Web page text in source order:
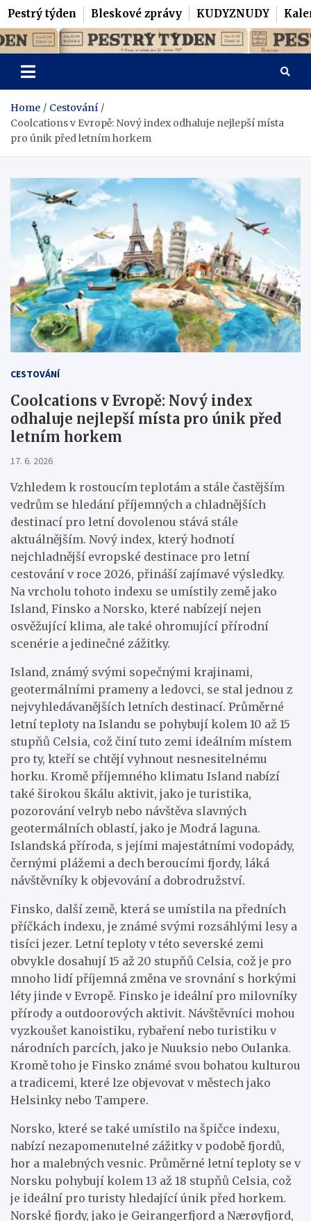
Pestrý týden Bleskové zprávy KUDYZNUDY
Skip
to
content
Pestrý Týden
Home
Cestování
Coolcations v Evropě: Nový index odhaluje nejlepší místa
pro únik před letním horkem
CESTOVÁNÍ
Coolcations v Evropě: Nový index
odhaluje nejlepší místa pro únik před
letním horkem
17. 6. 2026
Vzhledem k rostoucím teplotám a stále častějším
vedrům se hledání příjemných a chladnějších
destinací pro letní dovolenou stává stále
aktuálnějším. Nový index, který hodnotí
nejchladnější evropské destinace pro letní
cestování v roce 2026, přináší zajímavé výsledky.
Na vrcholu tohoto indexu se umístily země jako
Island, Finsko a Norsko, které nabízejí nejen
osvěžující klima, ale také ohromující přírodní
scenérie a jedinečné zážitky.
Island, známý svými sopečnými krajinami,
geotermálními prameny a ledovci, se stal jednou z
nejvyhledávanějších letních destinací. Průměrné
letní teploty na Islandu se pohybují kolem 10 až 15
stupňů Celsia, což činí tuto zemi ideálním místem
pro ty, kteří se chtějí vyhnout nesnesitelnému
horku. Kromě příjemného klimatu Island nabízí
také širokou škálu aktivit, jako je turistika,
pozorování velryb nebo návštěva slavných
geotermálních oblastí, jako je Modrá laguna.
Islandská příroda, s jejími majestátními vodopády,
černými plážemi a dech beroucími fjordy, láká
návštěvníky k objevování a dobrodružství.
Finsko, další země, která se umístila na předních
příčkách indexu, je známé svými rozsáhlými lesy a
tisíci jezer. Letní teploty v této severské zemi
obvykle dosahují 15 až 20 stupňů Celsia, což je pro
mnoho lidí příjemná změna ve srovnání s horkými
léty jinde v Evropě. Finsko je ideální pro milovníky
přírody a outdoorových aktivit. Návštěvníci mohou
vyzkoušet kanoistiku, rybaření nebo turistiku v
národních parcích, jako je Nuuksio nebo Oulanka.
Kromě toho je Finsko známé svou bohatou kulturou
a tradicemi, které lze objevovat v městech jako
Helsinky nebo Tampere.
Norsko, které se také umístilo na špičce indexu,
nabízí nezapomenutelné zážitky v podobě fjordů,
hor a malebných vesnic. Průměrné letní teploty se v
Norsku pohybují kolem 13 až 18 stupňů Celsia, což
je ideální pro turisty hledající únik před horkem.
Norské fjordy, jako je Geirangerfjord a Nærøyfjord,